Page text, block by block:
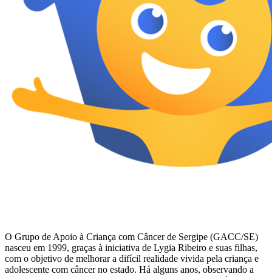
O Grupo de Apoio à Criança com Câncer de Sergipe (GACC/SE)
nasceu em 1999, graças à iniciativa de Lygia Ribeiro e suas filhas,
com o objetivo de melhorar a difícil realidade vivida pela criança e
adolescente com câncer no estado. Há alguns anos, observando a